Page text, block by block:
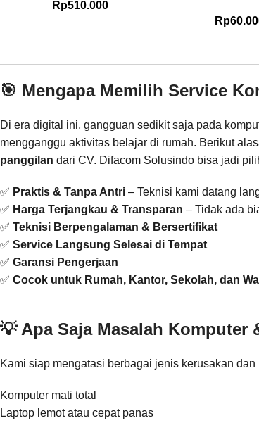
Rp510.000
Rp
🎯 Mengapa Memilih Service
Di era digital ini, gangguan sedikit saja pada
mengganggu aktivitas belajar di rumah. Berikut
panggilan dari CV. Difacom Solusindo bisa jadi
✅ Praktis & Tanpa Antri – Teknisi kami datang
✅ Harga Terjangkau & Transparan – Tidak ada
✅ Teknisi Berpengalaman & Bersertifikat
✅ Service Langsung Selesai di Tempat
✅ Garansi Pengerjaan
✅ Cocok untuk Rumah, Kantor, Sekolah, dan
💡 Apa Saja Masalah
Kami siap mengatasi berbagai jenis kerusakan
Komputer mati total
Laptop lemot atau cepat panas